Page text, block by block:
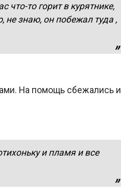
что-то горит в курятнике,
не знаю, он побежал туда ,
На помощь сбежались и
и пламя и все